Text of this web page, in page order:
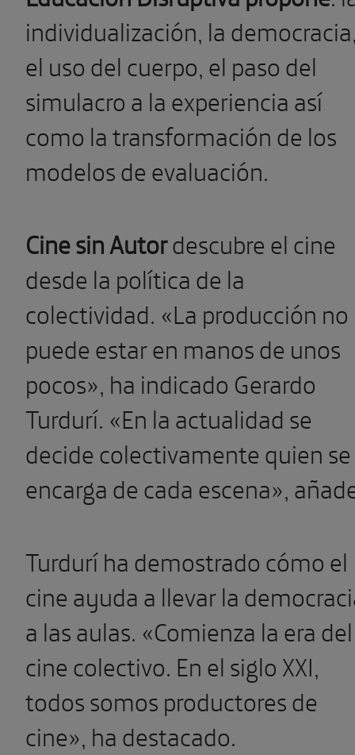
individualización, la
el uso del cuerpo, el paso del
simulacro a la experiencia así
como la transformación de los
modelos de evaluación.
Cine sin Autordescubre el cine
desde la política de la
colectividad. «La producción no
puede estar en manos de unos
pocos», ha indicado Gerardo
Turdurí. «En la actualidad se
decide colectivamente quien se
encarga de cada escena»,
Turdurí ha demostrado cómo el
cine ayuda a llevar la
a las aulas. «Comienza la era del
cine colectivo. En el siglo XXI,
todos somos productores de
cine», ha destacado.